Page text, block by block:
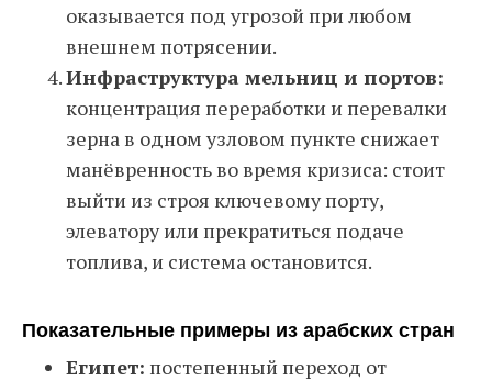
оказывается под угрозой при любом
внешнем потрясении.
Инфраструктура мельниц и портов:
концентрация переработки и перевалки
зерна в одном узловом пункте снижает
манёвренность во время кризиса: стоит
выйти из строя ключевому порту,
элеватору или прекратиться подаче
топлива, и система остановится.
Показательные примеры из арабских стран
Египет: постепенный переход от